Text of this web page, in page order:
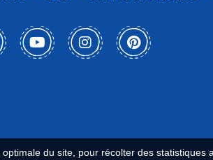
du site, pour récolter des